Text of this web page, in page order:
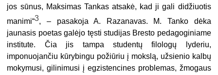
jos sūnus, Maksimas Tankas atsakė, kad ji gali didžiuotis
manimi“3, – pasakoja A. Razanavas. M. Tanko dėka
jaunasis poetas galėjo tęsti studijas Bresto pedagoginiame
institute. Čia jis tampa studentų filologų lyderiu,
imponuojančiu kūrybingu požiūriu į mokslą, užsienio kalbų
mokymusi, gilinimusi į egzistencines problemas, žmogaus